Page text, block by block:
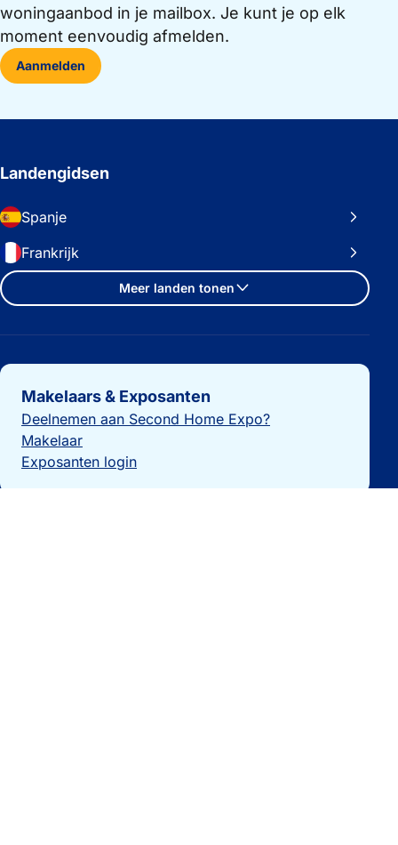
woningaanbod in je mailbox. Je kunt je op elk
moment eenvoudig afmelden.
Aanmelden
Landengidsen
Spanje
Frankrijk
Meer landen tonen
Belangrijke links
Makelaars & Exposanten
Deelnemen aan Second Home Expo?
Makelaar
Exposanten login